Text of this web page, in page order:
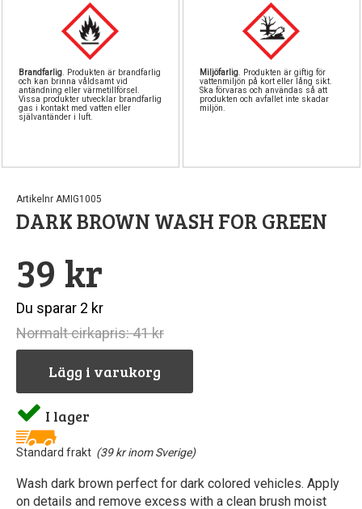
Brandfarlig . Produkten är brandfarlig
och kan brinna våldsamt vid
antändning eller värmetillförsel.
Vissa produkter utvecklar brandfarlig
gas i kontakt med vatten eller
självantänder i luft.
Miljöfarlig . Produkten är giftig för
vattenmiljön på kort eller lång sikt.
Ska förvaras och användas så att
produkten och avfallet inte skadar
miljön.
Artikelnr AMIG1005
DARK BROWN WASH FOR GREEN
39 kr
Du sparar 2 kr
Normalt cirkapris: 41 kr
Lägg i varukorg
I lager
Standard frakt (39 kr inom Sverige)
Wash dark brown perfect for dark colored vehicles. Apply
on details and remove excess with a clean brush moist